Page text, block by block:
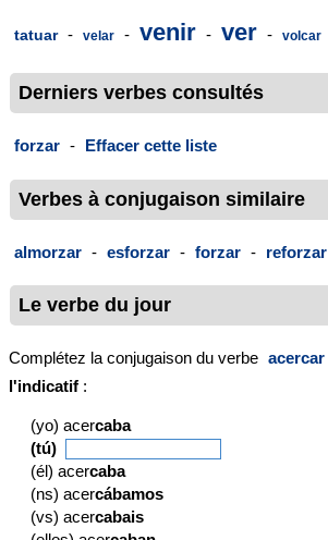
tatuar - velar - venir - ver - volcar
Derniers verbes consultés
forzar - Effacer cette liste
Verbes à conjugaison similaire
almorzar - esforzar - forzar - reforzar
Le verbe du jour
Complétez la conjugaison du verbe acercar
l'indicatif :
(yo) acercaba
(tú)
(él) acercaba
(ns) acercábamos
(vs) acercabais